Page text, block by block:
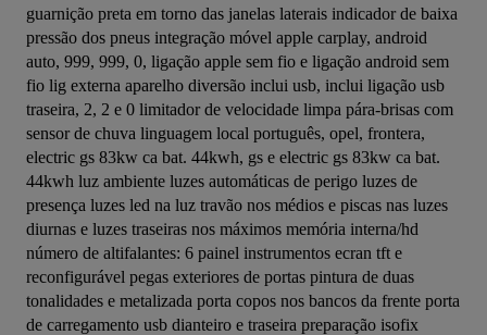
guarnição preta em torno das janelas laterais indicador de baixa
pressão dos pneus integração móvel apple carplay, android
auto, 999, 999, 0, ligação apple sem fio e ligação android sem
fio lig externa aparelho diversão inclui usb, inclui ligação usb
traseira, 2, 2 e 0 limitador de velocidade limpa pára-brisas com
sensor de chuva linguagem local português, opel, frontera,
electric gs 83kw ca bat. 44kwh, gs e electric gs 83kw ca bat.
44kwh luz ambiente luzes automáticas de perigo luzes de
presença luzes led na luz travão nos médios e piscas nas luzes
diurnas e luzes traseiras nos máximos memória interna/hd
número de altifalantes: 6 painel instrumentos ecran tft e
reconfigurável pegas exteriores de portas pintura de duas
tonalidades e metalizada porta copos nos bancos da frente porta
de carregamento usb dianteiro e traseira preparação isofix